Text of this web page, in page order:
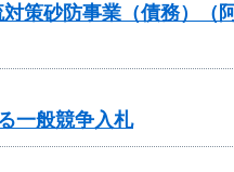
策砂防事業（債務）（
一般競争入札